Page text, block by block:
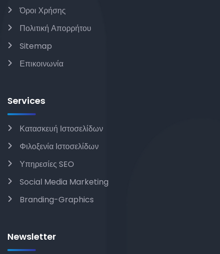
Όροι Χρήσης
Πολιτική Απορρήτου
Sitemap
Επικοινωνία
Services
Κατασκευή Ιστοσελίδων
Φιλοξενία Ιστοσελίδων
Υπηρεσίες SEO
Social Media Marketing
Branding-Graphics
Newsletter